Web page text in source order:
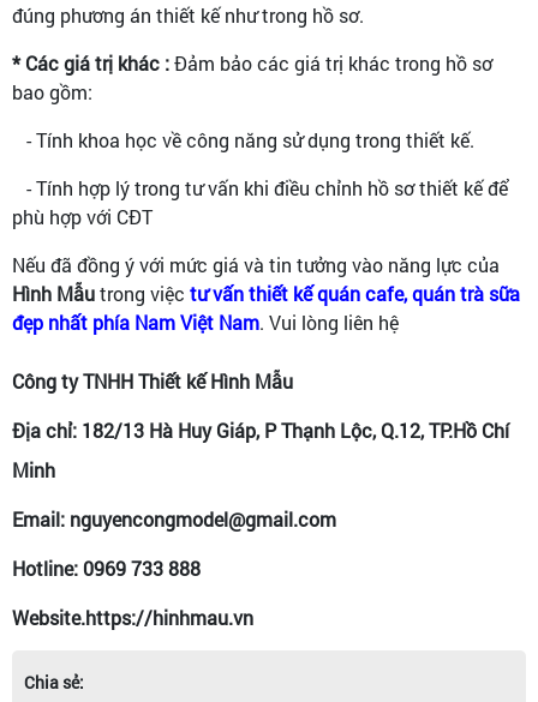
đúng phương án thiết kế như trong hồ sơ.
* Các giá trị khác :Đảm bảo các giá trị khác trong hồ sơ
bao gồm:
- Tính khoa học về công năng sử dụng trong thiết kế.
- Tính hợp lý trong tư vấn khi điều chỉnh hồ sơ thiết kế để
phù hợp với CĐT
Nếu đã đồng ý với mức giá và tin tưởng vào năng lực của
Hình Mẫutrong việc tư vấn thiết kế quán cafe, quán trà sữa
đẹp nhất phía Nam Việt Nam. Vui lòng liên hệ
Công ty TNHH Thiết kế Hình Mẫu
Địa chỉ: 182/13 Hà Huy Giáp, P Thạnh Lộc, Q.12, TP.Hồ Chí
Minh
Email: nguyencongmodel@gmail.com
Hotline: 0969 733 888
Website.https://hinhmau.vn
Chia sẻ: